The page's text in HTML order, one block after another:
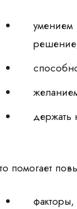
держать
помогает